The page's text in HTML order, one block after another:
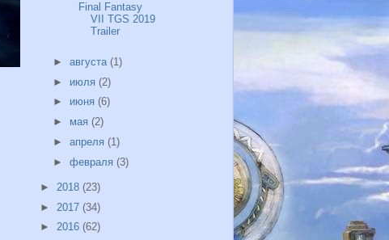
Final Fantasy
VII TGS 2019
Trailer
► августа (1)
► июля (2)
► июня (6)
► мая (2)
► апреля (1)
► февраля (3)
► 2018 (23)
► 2017 (34)
► 2016 (62)